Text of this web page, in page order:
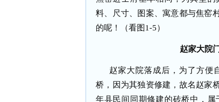
料、尺寸、图案、寓意都与焦窑
的呢！（看图1-5）
赵家大院
赵家大院落成后，为了方便
桥，因为其独资修建，故名赵家
年县民间同期修建的砖桥中，